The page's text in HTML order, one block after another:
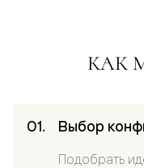
КАК
Выбор
Подобрать